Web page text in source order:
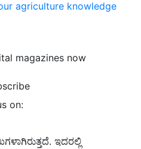
agriculture knowledge
magazines now
on:
ಇದರಲ್ಲಿ